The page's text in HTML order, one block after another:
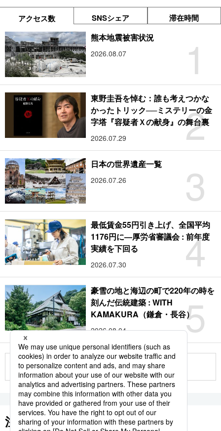
アクセス数 SNSシェア 滞在時間
1
熊本地震被害状況
2026.08.07
2
東野圭吾を悼む：誰も考えつかな
かったトリック──ミステリーの金
字塔『容疑者Ｘの献身』の舞台裏
2026.07.29
3
日本の世界遺産一覧
2026.07.26
4
最低賃金55円引き上げ、全国平均
1176円に―厚労省審議会 : 前年度
実績を下回る
2026.07.30
5
豪雪の地と海辺の町で220年の時を
刻んだ伝統建築 : WITH
KAMAKURA（鎌倉・長谷）
2026.08.04
もっと見る
注目のキーワード